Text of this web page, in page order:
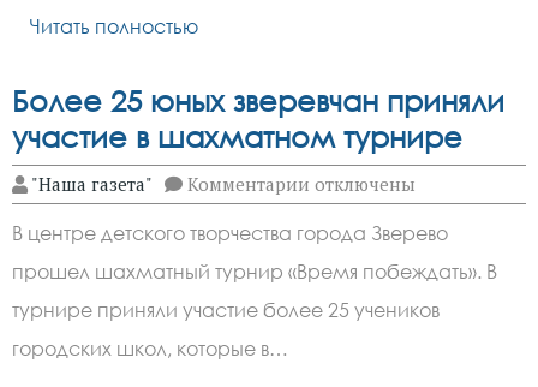
Читать полностью
Более 25 юных зверевчан приняли
участие в шахматном турнире
"Наша газета" Комментарии к
записи
25
юных
зверевчан
приняли
участие
отключены
В центре детского творчества города Зверево
прошел шахматный турнир «Время побеждать». В
турнире приняли участие более 25 учеников
городских школ, которые в…